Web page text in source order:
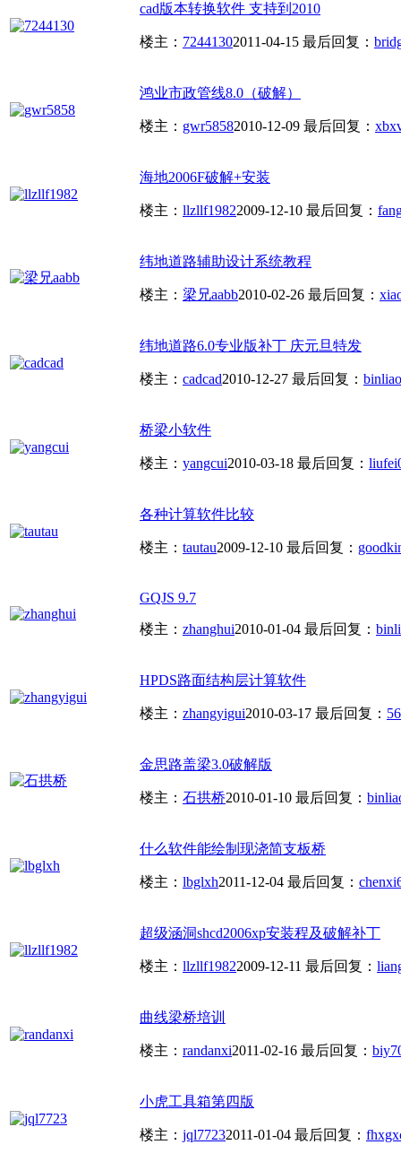
cad版本转换软件 支持到2010
楼主： 72441302011-04-15 最后回复：
鸿业市政管线8.0（破解）
楼主： gwr58582010-12-09 最后回复：
海地2006F破解+安装
楼主： llzllf19822009-12-10 最后回复：
纬地道路辅助设计系统教程
楼主： 梁兄aabb2010-02-26 最后回复：
纬地道路6.0专业版补丁 庆元旦特发
楼主： cadcad2010-12-27 最后回复： binliao
桥梁小软件
楼主： yangcui2010-03-18 最后回复： liufei
各种计算软件比较
楼主： tautau2009-12-10 最后回复：
GQJS 9.7
楼主： zhanghui2010-01-04 最后回复：
HPDS路面结构层计算软件
楼主： zhangyigui2010-03-17 最后回复：
金思路盖梁3.0破解版
楼主： 石拱桥2010-01-10 最后回复：
什么软件能绘制现浇简支板桥
楼主： lbglxh2011-12-04 最后回复：
超级涵洞shcd2006xp安装程及破解补丁
楼主： llzllf19822009-12-11 最后回复：
曲线梁桥培训
楼主： randanxi2011-02-16 最后回复： biy7
小虎工具箱第四版
楼主： jql77232011-01-04 最后回复：